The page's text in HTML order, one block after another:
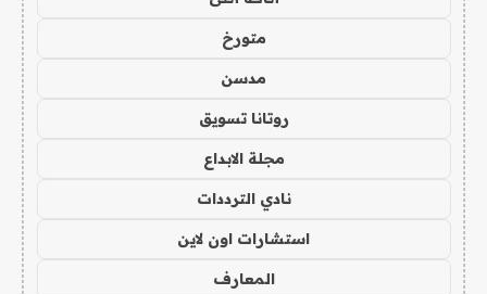
متورخ
مدسن
روتانا تسويق
مجلة الابداع
نادي الترددات
استشارات اون لاين
المعارف